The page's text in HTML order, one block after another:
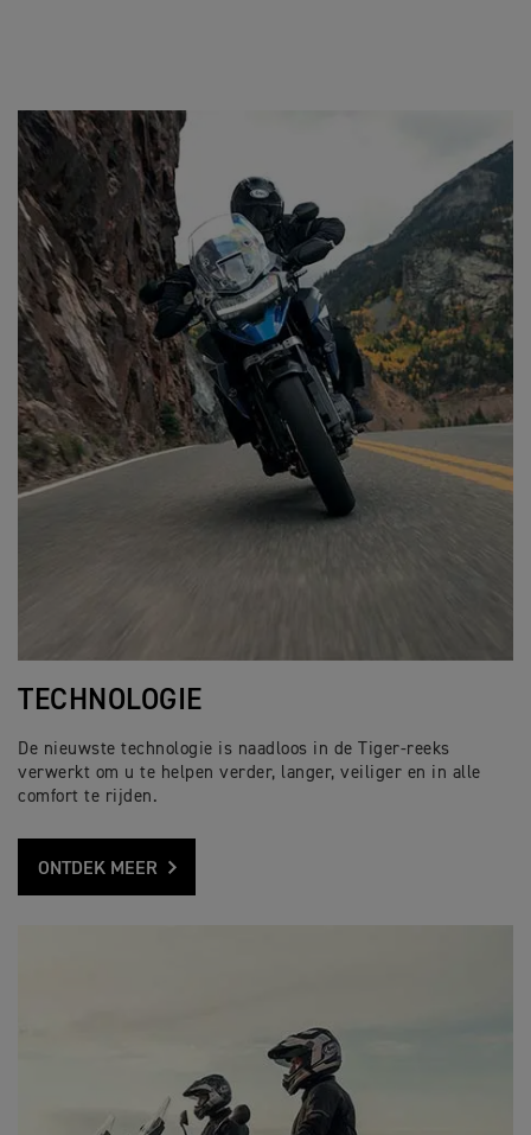
TECHNOLOGIE
De nieuwste technologie is naadloos in de Tiger-reeks
verwerkt om u te helpen verder, langer, veiliger en in alle
comfort te rijden.
ONTDEK MEER